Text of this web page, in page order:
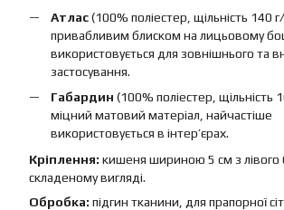
Атлас(100% поліестер, щільність 140
привабливим блиском на лицьовому
використовується для зовнішнього та
застосування.
Габардин (100% поліестер, щільність
міцний матовий матеріал, найчастіше
використовується в інтер’єрах.
Кріплення: кишеня шириною 5 см з лівого
складеному вигляді.
Обробка: підгин тканини, для прапорної